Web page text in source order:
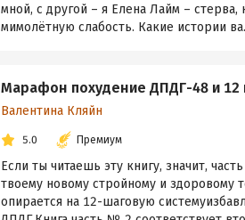
мной, с другой – я Елена Лайм –
мимолётную слабость. Какие истории
Марафон похудение ДПДГ-48 и 12
Валентина Кляйн
5.0 Премиум
Если ты читаешь эту книгу, значит,
твоему новому стройному и здоровому
опирается на 12-шаговую